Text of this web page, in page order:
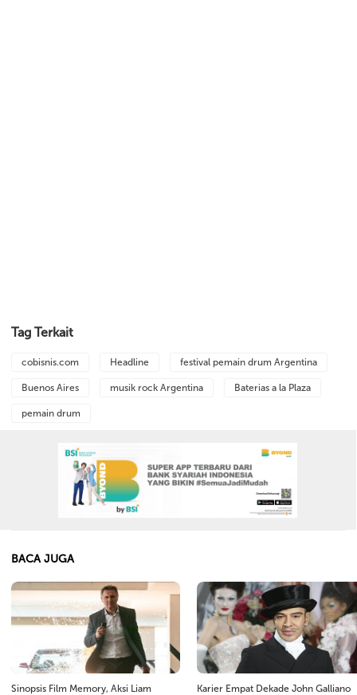
Tag Terkait
cobisnis.com Headline festival pemain drum Argentina
Buenos Aires musik rock Argentina Baterias a la Plaza
pemain drum
BACA JUGA
Sinopsis Film Memory, Aksi Liam Karier Empat Dekade John Galliano